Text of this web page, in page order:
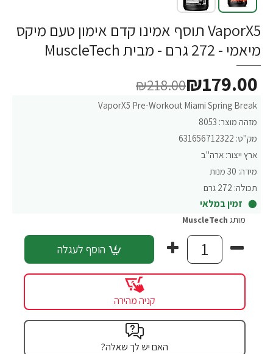
VaporX5 תוסף אמינו קדם אימון טעם מיקס
מיאמי - 272 גרם - מבית MuscleTech
VaporX5 Pre-Workout Miami Spring Break
מזהה מוצר: 8053
מק"ט: 631656712322
ארץ ייצור: ארה"ב
מידה: 30 מנות
תכולה: 272 גרם
זמין במלאי
₪179.00
₪218.00
מותג MuscleTech
הוסף לעגלה
קניה מהירה
האם יש לך שאלה?